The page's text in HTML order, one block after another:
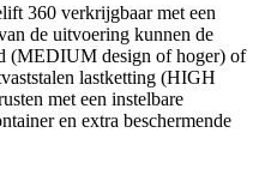
360 verkrijgbaar met een
de uitvoering kunnen de
(MEDIUM design of hoger) of
lastketting (HIGH
met een instelbare
en extra beschermende